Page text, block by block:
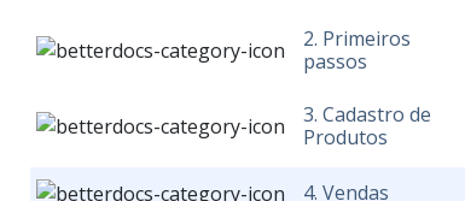
2. Primeiros
passos
3. Cadastro de
Produtos
4. Vendas